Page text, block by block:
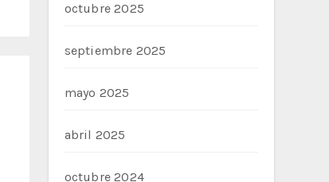
octubre 2025
septiembre 2025
mayo 2025
abril 2025
octubre 2024